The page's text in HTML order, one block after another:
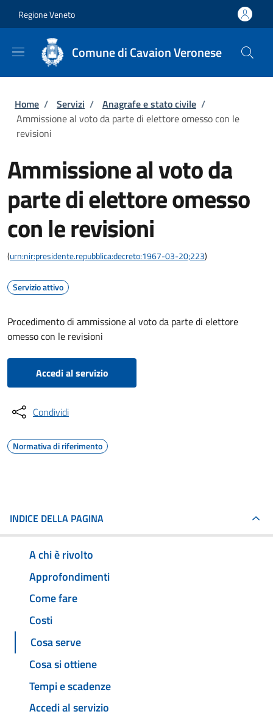
Regione Veneto
Comune di Cavaion Veronese
Briciole di pane
Home / Servizi / Anagrafe e stato civile /
Ammissione al voto da parte di elettore omesso con le
revisioni
Ammissione al voto da
parte di elettore omesso
con le revisioni
(urn:nir:presidente.repubblica:decreto:1967-03-20;223)
Servizio attivo
Procedimento di ammissione al voto da parte di elettore
omesso con le revisioni
Accedi al servizio
Condividi
Normativa di riferimento
INDICE DELLA PAGINA
A chi è rivolto
Approfondimenti
Come fare
Costi
Cosa serve
Cosa si ottiene
Tempi e scadenze
Accedi al servizio